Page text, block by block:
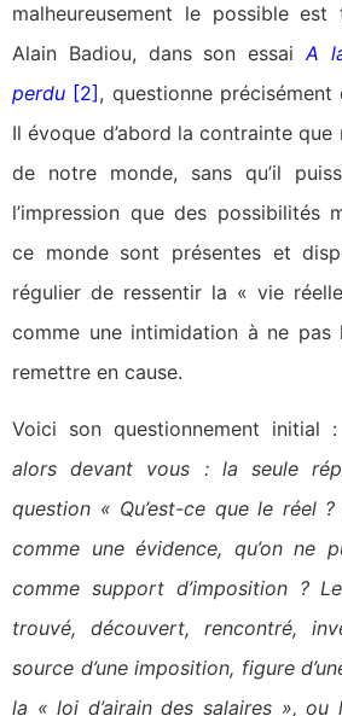
malheureusement le possible est
Alain Badiou, dans son essai A
perdu [2] , questionne
Il évoque d’abord la contrainte
de notre monde, sans qu’il
l’impression que des possibilités
ce monde sont présentes et
régulier de ressentir la « vie
comme une intimidation à ne pas
remettre en cause.
Voici son questionnement initial :
alors devant vous : la seule
question « Qu’est-ce que le réel
comme une évidence, qu’on ne
comme support d’imposition ?
trouvé, découvert, rencontré,
source d’une imposition, figure
la « loi d’airain des salaires », ou